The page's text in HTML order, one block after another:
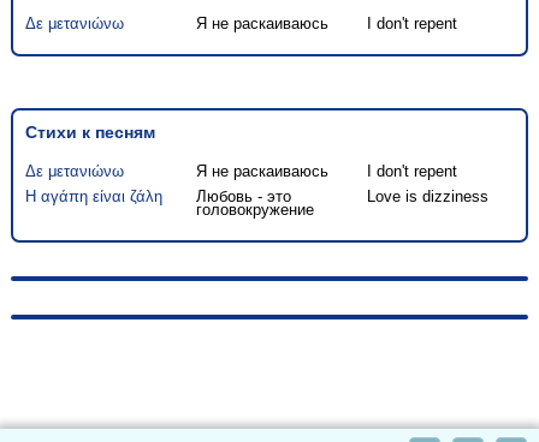
Δε μετανιώνω Я не раскаиваюсь I don't repent
Стихи к песням
Δε μετανιώνω Я не раскаиваюсь
I don't repent
Η αγάπη είναι ζάλη
Любовь - это
головокружение
Love is dizziness